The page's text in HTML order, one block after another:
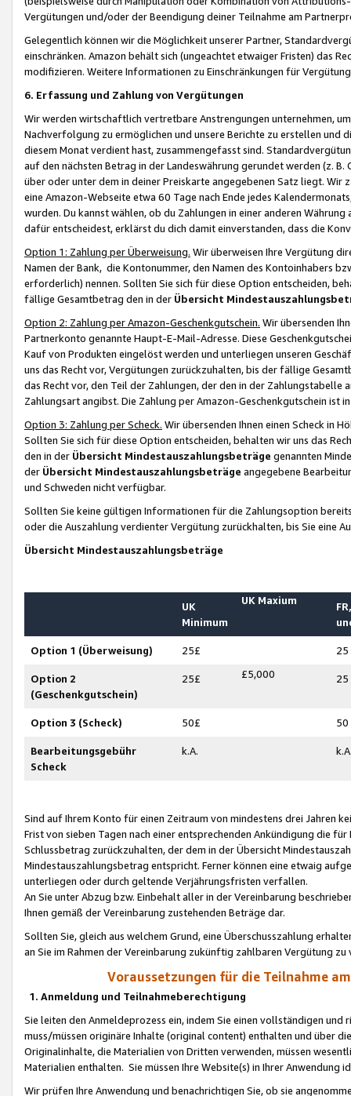
Vergütungen und/oder der Beendigung deiner Teilnahme am
Gelegentlich können wir die Möglichkeit unserer Partner,
einschränken. Amazon behält sich (ungeachtet etwaiger Fristen) das
modifizieren. Weitere Informationen zu Einschränkungen für
6. Erfassung und Zahlung von Vergütungen
Wir werden wirtschaftlich vertretbare Anstrengungen unternehmen,
Nachverfolgung zu ermöglichen und unsere Berichte zu erstellen und
diesem Monat verdient hast, zusammengefasst sind.
auf den nächsten Betrag in der Landeswährung gerundet werden (z.
über oder unter dem in deiner Preiskarte angegebenen Satz liegt.
eine Amazon-Webseite etwa 60 Tage nach Ende jedes
wurden. Du kannst wählen, ob du Zahlungen in einer anderen
dafür entscheidest, erklärst du dich damit einverstanden, dass die
Option 1: Zahlung per Überweisung. Wir überweisen Ihre Vergütung
Namen der Bank, die Kontonummer, den Namen des Kontoinhabers
erforderlich) nennen. Sollten Sie sich für diese Option entscheiden,
fällige Gesamtbetrag den in der Übersicht
Option 2: Zahlung per Amazon-Geschenkgutschein. Wir übersenden
Partnerkonto genannte Haupt-E-Mail-Adresse. Diese
Kauf von Produkten eingelöst werden und unterliegen unseren
uns das Recht vor, Vergütungen zurückzuhalten, bis der fällige
das Recht vor, den Teil der Zahlungen, der den in der
Zahlungsart angibst. Die Zahlung per Amazon-Geschenkgutschein ist
Option 3: Zahlung per Scheck. Wir übersenden Ihnen einen Scheck in
Sollten Sie sich für diese Option entscheiden, behalten wir uns das
den in der Übersicht Mindestauszahlungsbeträge genannten
der Übersicht Mindestauszahlungsbeträge angegebene
und Schweden nicht verfügbar.
Sollten Sie keine gültigen Informationen für die Zahlungsoption
oder die Auszahlung verdienter Vergütung zurückhalten, bis Sie
Übersicht Mindestauszahlungsbeträge
UK
Minimum
UK Maxium
Option 1 (Überweisung) 25£ 25
Option 2
(Geschenkgutschein)
25£ £5,000 25
Option 3 (Scheck) 50£ 50
Bearbeitungsgebühr
Scheck
k.A.
Sind auf Ihrem Konto für einen Zeitraum von mindestens drei Jahren
Frist von sieben Tagen nach einer entsprechenden Ankündigung die
Schlussbetrag zurückzuhalten, der dem in der Übersicht
Mindestauszahlungsbetrag entspricht. Ferner können eine etwaig
unterliegen oder durch geltende Verjährungsfristen verfallen.
An Sie unter Abzug bzw. Einbehalt aller in der Vereinbarung
Ihnen gemäß der Vereinbarung zustehenden Beträge dar.
Sollten Sie, gleich aus welchem Grund, eine Überschusszahlung
an Sie im Rahmen der Vereinbarung zukünftig zahlbaren Vergütung zu
Voraussetzungen für die Teilnahme
1. Anmeldung und Teilnahmeberechtigung
Sie leiten den Anmeldeprozess ein, indem Sie einen vollständigen
muss/müssen originäre Inhalte (original content) enthalten und über
Originalinhalte, die Materialien von Dritten verwenden, müssen
Materialien enthalten. Sie müssen Ihre Website(s) in Ihrer Anwendung
Wir prüfen Ihre Anwendung und benachrichtigen Sie, ob sie